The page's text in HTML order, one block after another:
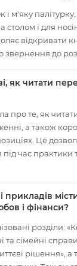
і м'яку
і для
відкривати
звернення до
як читати
про те, як
а також
Це
під час практики
прикладів
і фінанси?
розділи:
сімейні
рішення»,